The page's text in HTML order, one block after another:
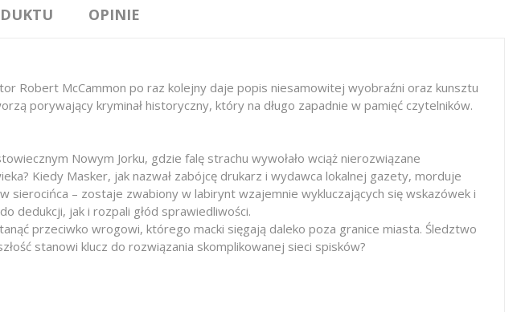
OPINIE
Robert McCammon po raz kolejny daje popis niesamowitej wyobraźni oraz kunsztu
porywający kryminał historyczny, który na długo zapadnie w pamięć czytelników.
Nowym Jorku, gdzie falę strachu wywołało wciąż nierozwiązane
Kiedy Masker, jak nazwał zabójcę drukarz i wydawca lokalnej gazety, morduje
– zostaje zwabiony w labirynt wzajemnie wykluczających się wskazówek i
dedukcji, jak i rozpali głód sprawiedliwości.
przeciwko wrogowi, którego macki sięgają daleko poza granice miasta. Śledztwo
stanowi klucz do rozwiązania skomplikowanej sieci spisków?